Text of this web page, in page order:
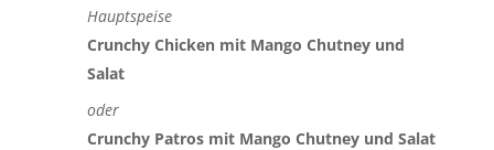
Hauptspeise
Crunchy Chicken mit Mango Chutney und
Salat
oder
Crunchy Patros mit Mango Chutney und Salat